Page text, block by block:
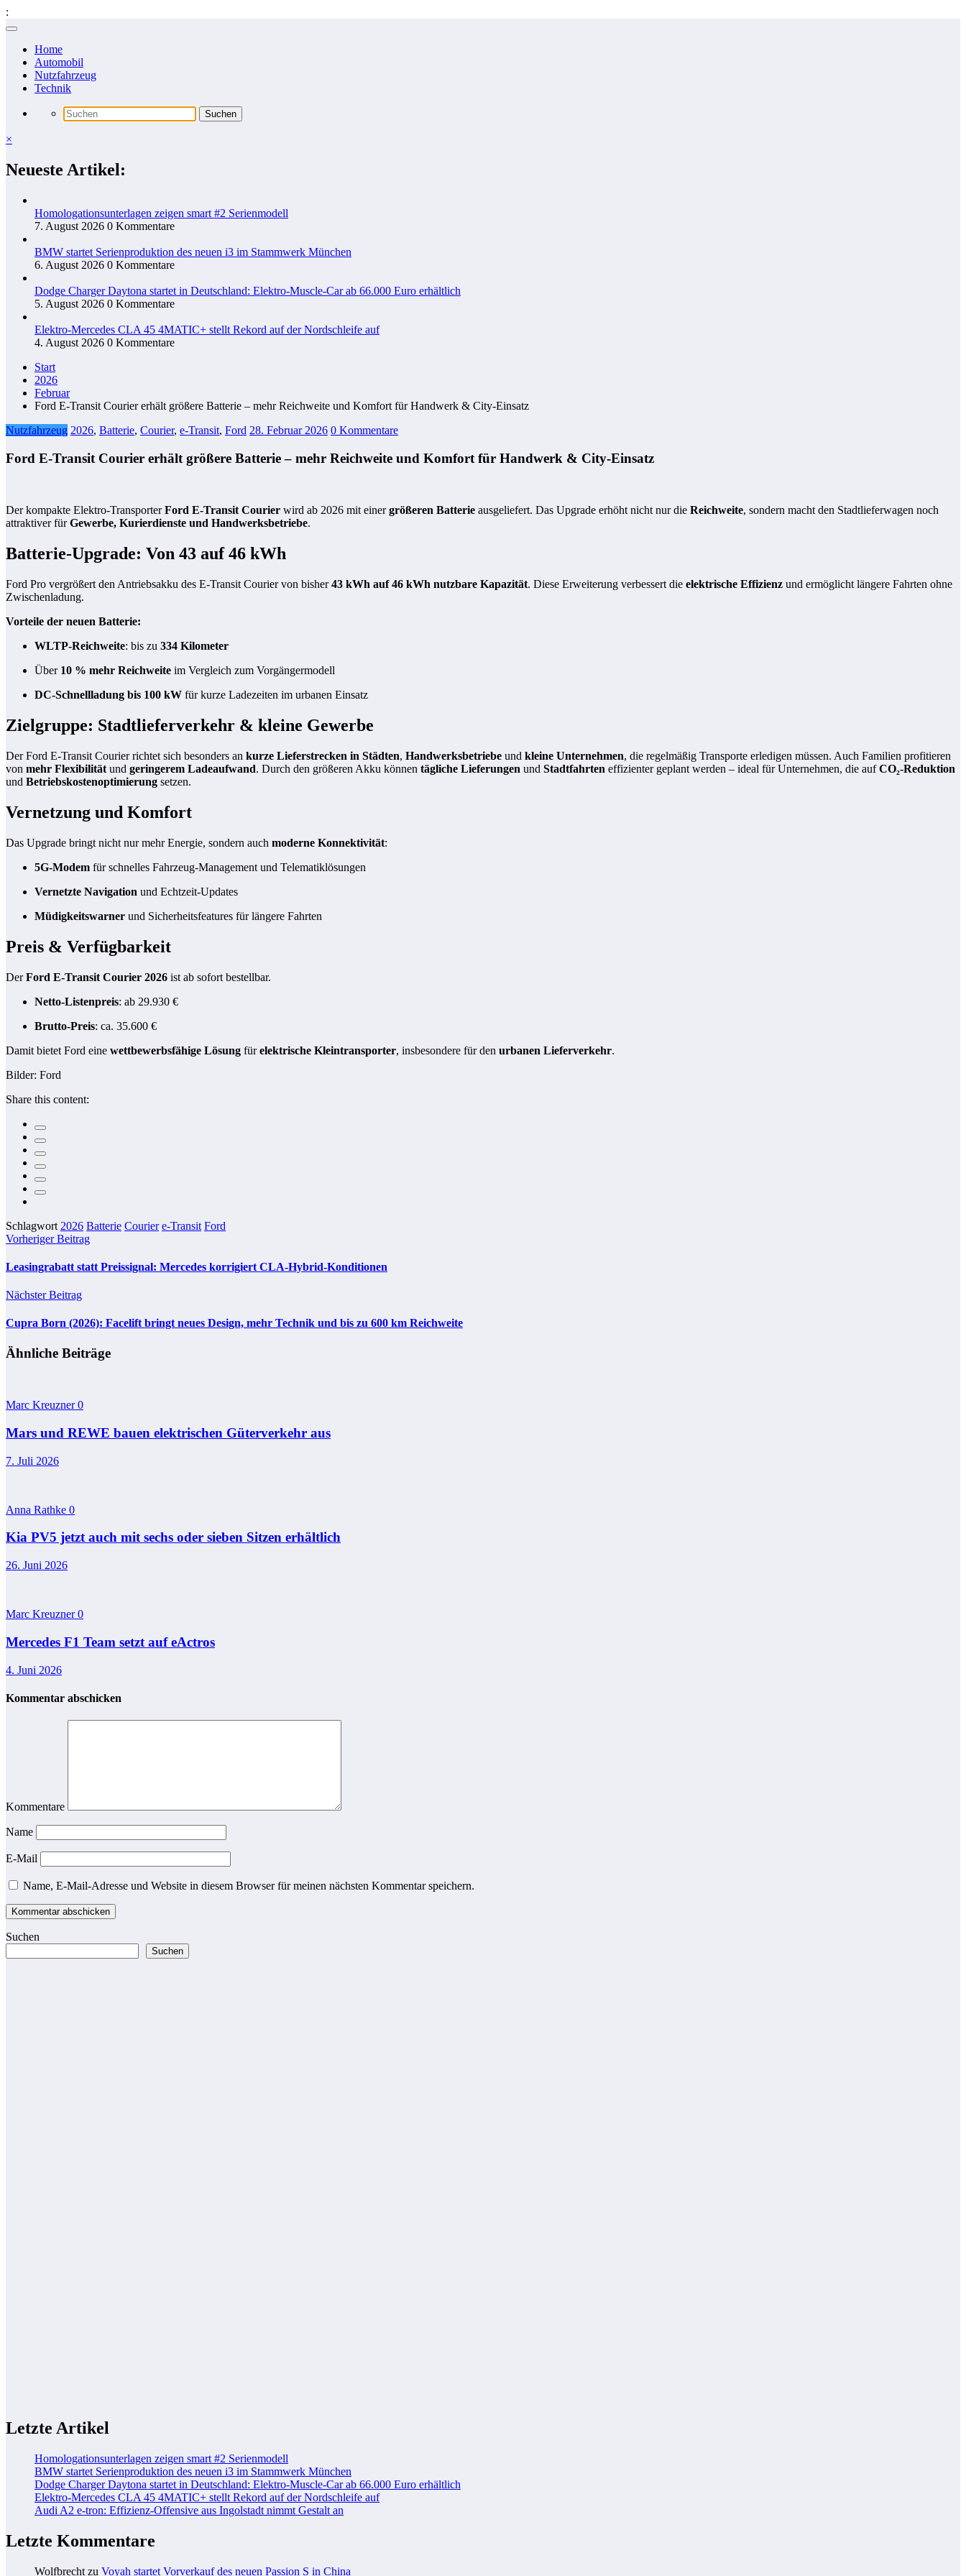
:
Zum
springenHome
Automobil
Nutzfahrzeug
Technik
×
Neueste Artikel:
Homologationsunterlagen zeigen smart #2 Serienmodell
7. August 2026 0 Kommentare
BMW startet Serienproduktion des neuen i3 im Stammwerk München
6. August 2026 0 Kommentare
Dodge Charger Daytona startet in Deutschland: Elektro-Muscle-Car ab 66.000 Euro erhältlich
5. August 2026 0 Kommentare
Elektro-Mercedes CLA 45 4MATIC+ stellt Rekord auf der Nordschleife auf
4. August 2026 0 Kommentare
Start
2026
Februar
Ford E‑Transit Courier erhält größere Batterie – mehr Reichweite und Komfort für Handwerk & City‑Einsatz
Nutzfahrzeug 2026, Batterie, Courier, e-Transit, Ford 28. Februar 2026 0 Kommentare
Ford E‑Transit Courier erhält größere Batterie – mehr Reichweite und Komfort für Handwerk & City‑Einsatz
Der kompakte Elektro-TransporterFord E‑Transit Courier wird ab 2026 mit einergrößeren Batterie ausgeliefert. Das Upgrade erhöht nicht nur die Reichweite, sondern macht den Stadtlieferwagen noch
attraktiver fürGewerbe, Kurierdienste und Handwerksbetriebe.
Batterie-Upgrade: Von 43 auf 46 kWh
Ford Pro vergrößert den Antriebsakku des E‑Transit Courier von bisher43 kWh auf 46 kWh nutzbare Kapazität. Diese Erweiterung verbessert die elektrische Effizienz und ermöglicht längere Fahrten ohne
Zwischenladung.
Vorteile der neuen Batterie:
WLTP-Reichweite: bis zu 334 Kilometer
Über 10 % mehr Reichweite im Vergleich zum Vorgängermodell
DC-Schnellladung bis 100 kW für kurze Ladezeiten im urbanen Einsatz
Zielgruppe: Stadtlieferverkehr & kleine Gewerbe
Der Ford E‑Transit Courier richtet sich besonders an kurze Lieferstrecken in Städten, Handwerksbetriebe und kleine Unternehmen, die regelmäßig Transporte erledigen müssen. Auch Familien profitieren
von mehr Flexibilität und geringerem Ladeaufwand. Durch den größeren Akku können tägliche Lieferungen und Stadtfahrten effizienter geplant werden – ideal für Unternehmen, die aufCO₂-Reduktion
und Betriebskostenoptimierung setzen.
Vernetzung und Komfort
Das Upgrade bringt nicht nur mehr Energie, sondern auch moderne Konnektivität:
5G-Modem für schnelles Fahrzeug-Management und Telematiklösungen
Vernetzte Navigation und Echtzeit-Updates
Müdigkeitswarner und Sicherheitsfeatures für längere Fahrten
Preis & Verfügbarkeit
DerFord E‑Transit Courier 2026 ist ab sofort bestellbar.
Netto-Listenpreis: ab 29.930 €
Brutto-Preis: ca. 35.600 €
Damit bietet Ford eine wettbewerbsfähige Lösung fürelektrische Kleintransporter, insbesondere für den urbanen Lieferverkehr.
Bilder: Ford
Share this content:
Schlagwort 2026 Batterie Courier e-Transit Ford
Vorheriger Beitrag
Leasingrabatt statt Preissignal: Mercedes korrigiert CLA-Hybrid-Konditionen
Nächster Beitrag
Cupra Born (2026): Facelift bringt neues Design, mehr Technik und bis zu 600 km Reichweite
Ähnliche Beiträge
Marc Kreuzner0
Mars und REWE bauen elektrischen Güterverkehr aus
7. Juli 2026
Anna Rathke 0
Kia PV5 jetzt auch mit sechs oder sieben Sitzen erhältlich
26. Juni 2026
Marc Kreuzner0
Mercedes F1 Team setzt auf eActros
4. Juni 2026
Kommentar abschicken
Kommentare
Name
E-Mail
Name, E-Mail-Adresse und Website in diesem Browser für meinen nächsten Kommentar speichern.
Suchen
Suchen
Letzte Artikel
Homologationsunterlagen zeigen smart #2 Serienmodell
BMW startet Serienproduktion des neuen i3 im Stammwerk München
Dodge Charger Daytona startet in Deutschland: Elektro-Muscle-Car ab 66.000 Euro erhältlich
Elektro-Mercedes CLA 45 4MATIC+ stellt Rekord auf der Nordschleife auf
Audi A2 e-tron: Effizienz-Offensive aus Ingolstadt nimmt Gestalt an
Letzte Kommentare
Wolfbrecht zu Voyah startet Vorverkauf des neuen Passion S in China